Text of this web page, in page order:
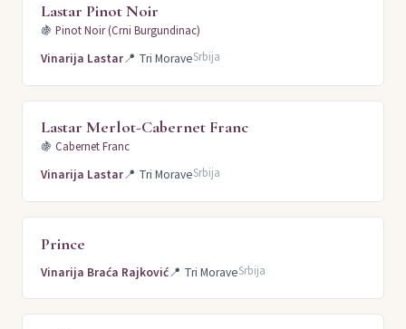
Lastar Pinot Noir
🍇 Pinot Noir (Crni Burgundinac)
Vinarija Lastar📍 Tri MoraveSrbija
Lastar Merlot-Cabernet Franc
🍇 Cabernet Franc
Vinarija Lastar📍 Tri MoraveSrbija
Prince
Vinarija Braća Rajković📍 Tri MoraveSrbija